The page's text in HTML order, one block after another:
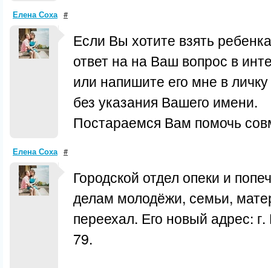
Елена Соха #
Если Вы хотите взять
ответ на на Ваш вопрос в
или напишите его мне в
без указания Вашего имени.
Постараемся Вам помочь
Елена Соха #
Городской отдел опеки и
делам молодёжи, семьи,
переехал. Его новый адрес:
79.